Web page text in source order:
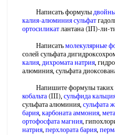
Написать формулы
калия-алюминия сульфат
ортосиликатлантана (1П)-ли-
Написатьмолекулярные
солей сульфата
калия,дихромата натрия,
алюминия, сульфата
Напишите формулы таких
кобальта (III),сульфида
сульфата алюминия,сульфата
бария,карбоната аммония,
ортофосфата магния,
натрия,перхлората бария,